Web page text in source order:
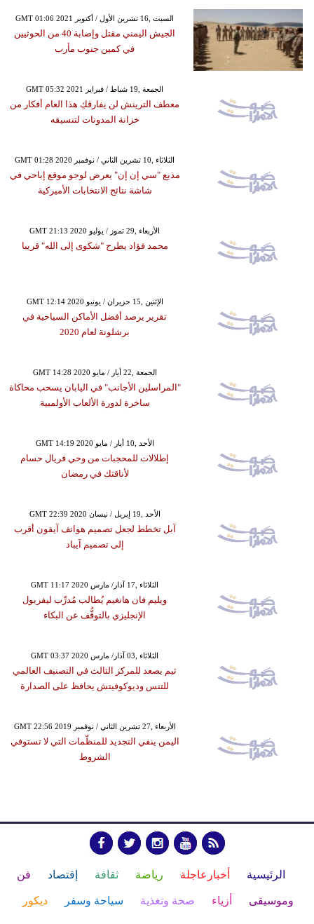
GMT 01:06 2021 السبت ,16 تشرين الأول / أكتوبر
الجيش اليمني مقتل وإصابة 40 من الحوثيين
في كمين جنوب مأرب
GMT 05:32 2021 الجمعة ,19 شباط / فبراير
معطف الترينش لن يفارقكِ هذا العام أفكار من
خزانة المدونات لتنسيقه
GMT 01:28 2020 الثلاثاء ,10 تشرين الثاني / نوفمبر
مذيع "سي إن إن" يعرض لوجو موقع إباحي في
شاشة نتائج الانتخابات الأميركية
GMT 21:13 2020 الأربعاء ,29 تموز / يوليو
محمد فؤاد يطرح "شكوى إلى الله" قريبا
GMT 12:14 2020 الإثنين ,15 حزيران / يونيو
تقرير يرصد أفضل الأماكن السياحية في
برشلونة لعام 2020
GMT 14:28 2020 الجمعة ,22 أيار / مايو
"المراسلين الأجانب" في اليابان يسحب محاكاة
ساخرة لدورة الألعاب الأولمبية
GMT 14:19 2020 الأحد ,10 أيار / مايو
إطلالات للمحجبات من وحي فريال حسام
لأناقتك في رمضان
GMT 22:39 2020 الأحد ,19 إبريل / نيسان
آبل تخطط لجعل تصميم هواتف آيفون أقرب
إلى تصميم آيباد
GMT 11:17 2020 الثلاثاء ,17 آذار/ مارس
ويليم فان هانغيم يُطالب مُدرِّب ليفربول
الإنجليزي بالتوقُّف عن البكاء
GMT 03:37 2020 الثلاثاء ,03 آذار/ مارس
ثيم يصعد للمركز الثالث في التصنيف العالمي
للتنس وديوكوفيتش يحافظ على الصدارة
GMT 22:56 2019 الأربعاء ,27 تشرين الثاني / نوفمبر
اليمن ينفي التجديد للمنظّمات التي لا تستوفي
الشروط
الرئيسية أخبارعاجلة رياضة ثقافة إقتصاد فن
وموسيقى أزياء صحة وتغذية سياحة وسفر ديكور